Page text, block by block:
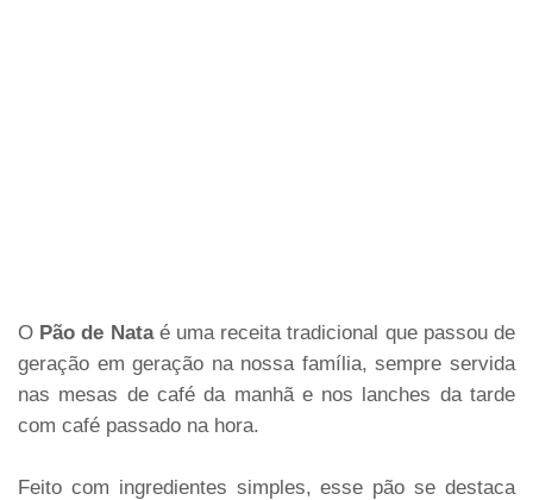
O Pão de Nataé uma receita tradicional que passou de
geração em geração na nossa família, sempre servida
nas mesas de café da manhã e nos lanches da tarde
com café passado na hora.
Feito com ingredientes simples, esse pão se destaca